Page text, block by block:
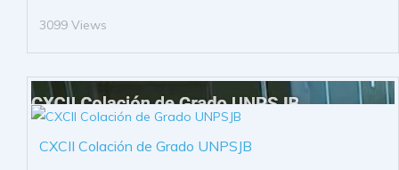
3099 Views
CXCII Colación de Grado UNPSJB